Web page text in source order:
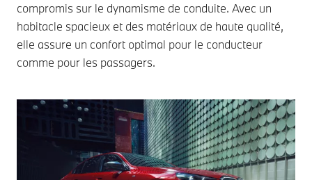
compromis sur le dynamisme de conduite. Avec un
habitacle spacieux et des matériaux de haute qualité,
elle assure un confort optimal pour le conducteur
comme pour les passagers.